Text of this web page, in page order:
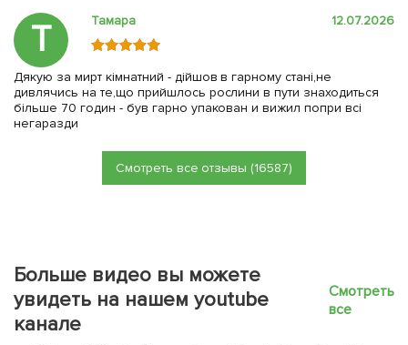
Т Тамара 12.07.2026
Дякую за мирт кімнатний - дійшов в гарному стані,не
дивлячись на те,що прийшлось рослини в пути знаходиться
більше 70 годин - був гарно упакован и вижил попри всі
негаразди
Смотреть все отзывы (16587)
Больше видео вы можете
увидеть на нашем youtube
канале
Смотреть
все